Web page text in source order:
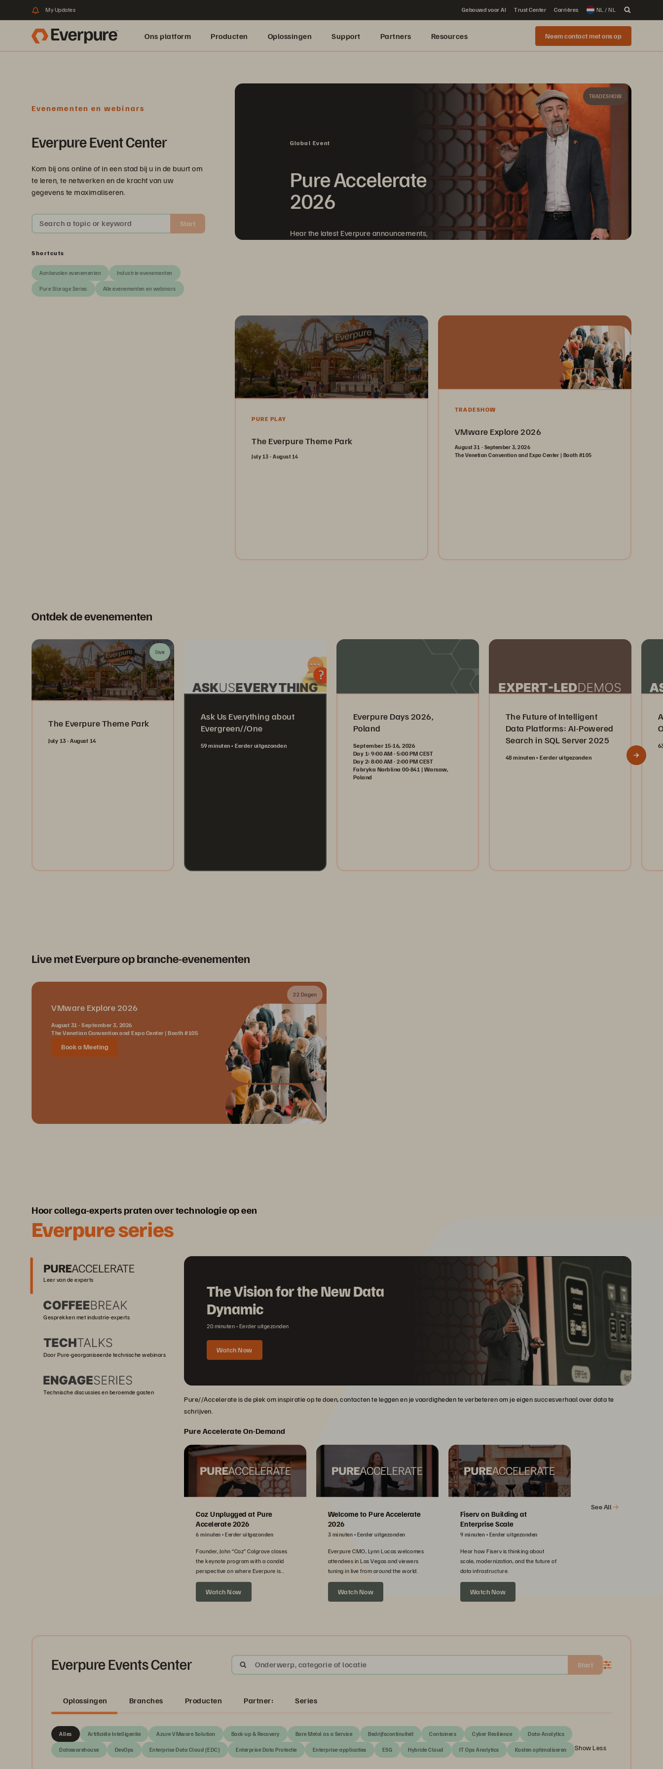
My Updates Gebouwd voor AI Trust Center Carrières NL / NL
Ons platform Producten Oplossingen Support Partners Resources Neem contact met ons op
Evenementen en webinars
Everpure Event Center
Kom bij ons online of in een stad bij u in de buurt om
te leren, te netwerken en de kracht van uw
gegevens te maximaliseren.
Search a topic or keyword Start
Shortcuts
Aanbevolen evenementen Industrie-evenementen
Pure Storage Series Alle evenementen en webinars
TRADESHOW
Global Event
Pure Accelerate
2026
Hear the latest Everpure announcements,
PURE PLAY
The Everpure Theme Park
July 13 - August 14
TRADESHOW
VMware Explore 2026
August 31 - September 3, 2026
The Venetian Convention and Expo Center | Booth #105
Ontdek de evenementen
live
The Everpure Theme Park
July 13 - August 14
Ask Us Everything about
Evergreen//One
59 minuten Eerder uitgezonden
Everpure Days 2026,
Poland
September 15-16, 2026
Day 1: 9:00 AM - 5:00 PM CEST
Day 2: 8:00 AM - 2:00 PM CEST
Fabryka Norblina 00-841 | Warsaw,
Poland
The Future of Intelligent
Data Platforms: AI-Powered
Search in SQL Server 2025
48 minuten Eerder uitgezonden
Live met Everpure op branche-evenementen
22 Dagen
VMware Explore 2026
August 31 - September 3, 2026
The Venetian Convention and Expo Center | Booth #105
Book a Meeting
Hoor collega-experts praten over technologie op een
Everpure series
Leer van de experts
Gesprekken met industrie-experts
Door Pure-georganiseerde technische webinars
Technische discussies en beroemde gasten
The Vision for the New Data
Dynamic
20 minuten Eerder uitgezonden
Watch Now
Pure//Accelerate is de plek om inspiratie op te doen, contacten te leggen en je vaardigheden te verbeteren om je eigen succesverhaal over data te
schrijven.
Pure Accelerate On-Demand
Coz Unplugged at Pure
Accelerate 2026
6 minuten Eerder uitgezonden
Founder, John “Coz” Colgrove closes
the keynote program with a candid
perspective on where Everpure is
headed next.
Watch Now
Welcome to Pure Accelerate
2026
3 minuten Eerder uitgezonden
Everpure CMO, Lynn Lucas welcomes
attendees in Las Vegas and viewers
tuning in live from around the world.
Watch Now
Fiserv on Building at
Enterprise Scale
9 minuten Eerder uitgezonden
Hear how Fiserv is thinking about
scale, modernization, and the future of
data infrastructure.
Watch Now
See All
Everpure Events Center Onderwerp, categorie of locatie Start
Oplossingen Branches Producten Partner: Series
Alles Artificiële Intelligentie Azure VMware Solution Back-up & Recovery Bare Metal as a Service Bedrijfscontinuïteit Containers Cyber Resilience Data-Analytics
Datawarehouse DevOps Enterprise Data Cloud (EDC) Enterprise Data Protectie Enterprise-applicaties ESG Hybride Cloud IT Ops Analytics Kosten optimaliseren Show Less